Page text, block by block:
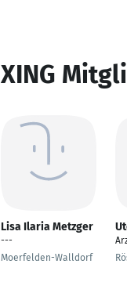
XING
Lisa Ilaria Metzger
---
Moerfelden-Walldorf